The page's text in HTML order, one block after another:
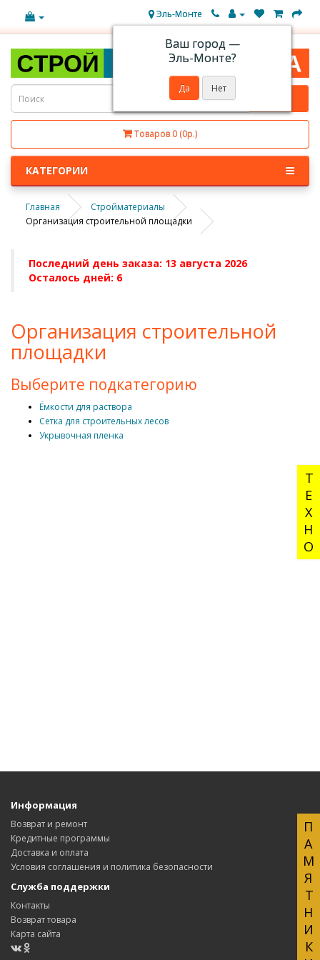
ТЕХНО
ПАМЯТНИКИ
Эль-Монте
Ваш город —
Эль-Монте?
Товаров 0 (0р.)
КАТЕГОРИИ
Главная
Стройматериалы
Организация строительной площадки
Последний день заказа: 13 августа 2026
Осталось дней: 6
Организация строительной
площадки
Выберите подкатегорию
Ёмкости для раствора
Сетка для строительных лесов
Укрывочная пленка
Информация
Возврат и ремонт
Кредитные программы
Доставка и оплата
Условия соглашения и политика безопасности
Служба поддержки
Контакты
Возврат товара
Карта сайта